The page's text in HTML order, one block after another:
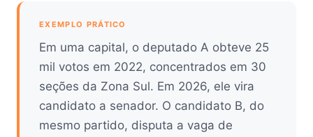
EXEMPLO PRÁTICO
Em uma capital, o deputado A obteve 25
mil votos em 2022, concentrados em 30
seções da Zona Sul. Em 2026, ele vira
candidato a senador. O candidato B, do
mesmo partido, disputa a vaga de